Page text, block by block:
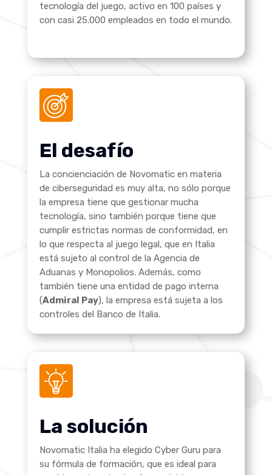
tecnología del juego, activo en 100 países y
con casi 25.000 empleados en todo el mundo.
El desafío
La concienciación de Novomatic en materia
de ciberseguridad es muy alta, no sólo porque
la empresa tiene que gestionar mucha
tecnología, sino también porque tiene que
cumplir estrictas normas de conformidad, en
lo que respecta al juego legal, que en Italia
está sujeto al control de la Agencia de
Aduanas y Monopolios. Además, como
también tiene una entidad de pago interna
(Admiral Pay), la empresa está sujeta a los
controles del Banco de Italia.
La solución
Novomatic Italia ha elegido Cyber Guru para
su fórmula de formación, que es ideal para